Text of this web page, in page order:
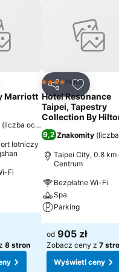
do ulubionych
Marriott
(liczba ocen: 11 927
lotniczy
Fi
8 stron
UdostępnijDodaj
4 Kategoria
Hotel
Hotel Resonance
Taipei, Tapestry
Collection By
9,2 Znakomity (
Taipei City, 0.8 km
Centrum
Bezpłatne Wi-Fi
Spa
Parking
Wyświetl ceny
od 905 zł
Zobacz ceny z 7
Wyświetl ceny